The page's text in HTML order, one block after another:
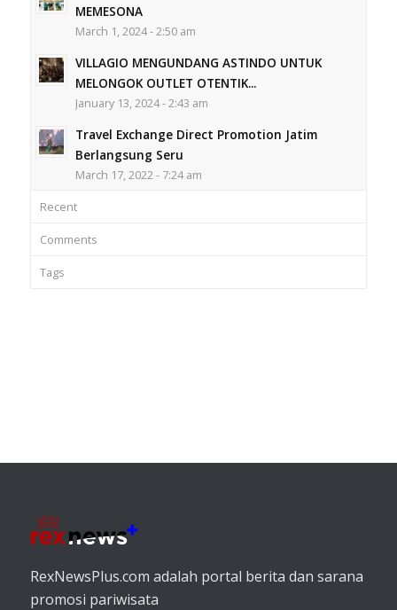
MEMESONA
March 1, 2024 - 2:50 am
VILLAGIO MENGUNDANG ASTINDO UNTUK
MELONGOK OUTLET OTENTIK...
January 13, 2024 - 2:43 am
Travel Exchange Direct Promotion Jatim
Berlangsung Seru
March 17, 2022 - 7:24 am
Recent
Comments
Tags
RexNewsPlus.com adalah portal berita dan sarana
promosi pariwisata